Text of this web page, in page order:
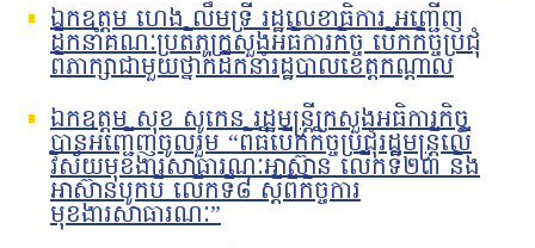
ឯកឧត្តម ហេង លឹមទ្រី រដ្ឋលេខាធិការ អញ្ជើញ
ដឹកនាំគណៈប្រតិភូក្រសួងអធិការកិច្ច បើកកិច្ចប្រជុំ
ពិភាក្សាជាមួយថ្នាក់ដឹកនាំរដ្ឋបាលខេត្តកណ្តាល
ឯកឧត្តម សុខ សូកេន រដ្ឋមន្រ្តីក្រសួងអធិការកិច្ច
បានអញ្ជើញចូលរួម “ពិធីបើកកិច្ចប្រជុំរដ្ឋមន្ត្រីលើ
វិស័យមុខងារសាធារណៈអាស៊ាន លើកទី២៣ និង
អាស៊ានបូកបី លើកទី៨ ស្តីពីកិច្ចការ
មុខងារសាធារណៈ”